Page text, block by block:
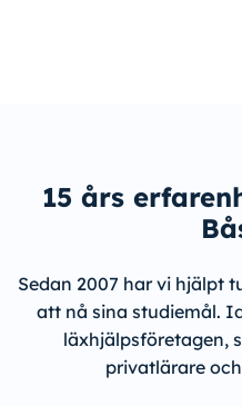
15 års
Sedan 2007 har vi hjälpt
att nå sina studiemål.
läxhjälpsföretagen,
privatlärare